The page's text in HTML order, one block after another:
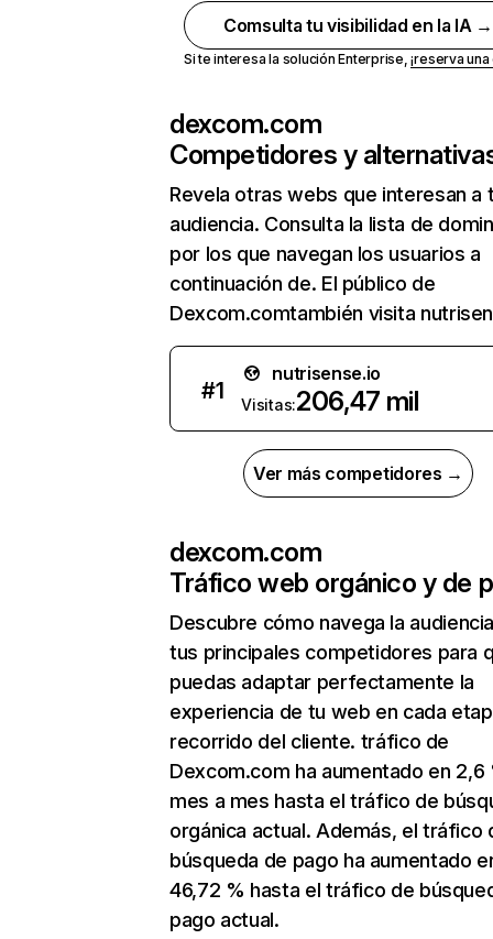
Comsulta tu visibilidad en la IA →
Si te interesa la solución Enterprise,¡reserva
dexcom.com
Competidores y
Revela otras webs que interesan a
audiencia. Consulta la lista de
por los que navegan los usuarios a
continuación de. El público de
Dexcom.comtambién visita
#1
nutrisense.io
Visitas:206,47 mil
Ver más competidores →
dexcom.com
Tráfico web orgánico y de
Descubre cómo navega la
tus principales competidores para
puedas adaptar perfectamente la
experiencia de tu web en cada
recorrido del cliente. tráfico de
Dexcom.com ha aumentado en 2,6
mes a mes hasta el tráfico de
orgánica actual. Además, el tráfico
búsqueda de pago ha aumentado
46,72 % hasta el tráfico de
pago actual.